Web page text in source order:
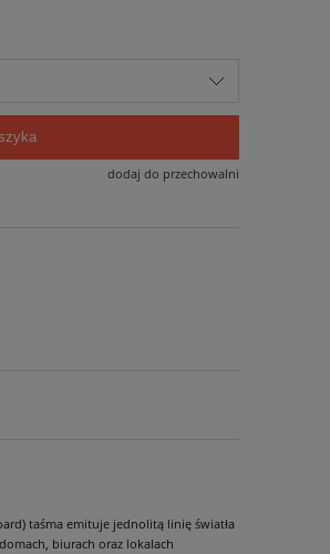
dodaj do przechowalni
taśma emituje jednolitą linię światła
biurach oraz lokalach